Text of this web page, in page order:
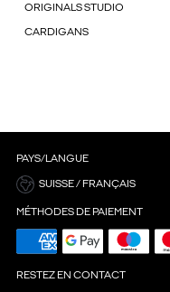
ORIGINALS STUDIO
CARDIGANS
PAYS/LANGUE
SUISSE / FRANÇAIS
MÉTHODES DE PAIEMENT
RESTEZ EN CONTACT